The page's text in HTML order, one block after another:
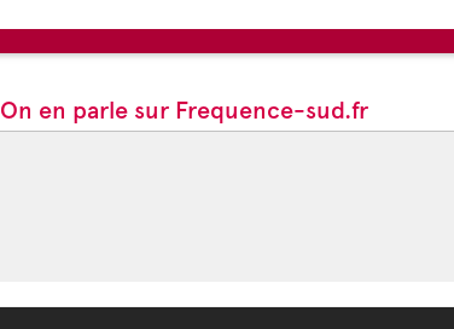
On en parle sur Frequence-sud.fr